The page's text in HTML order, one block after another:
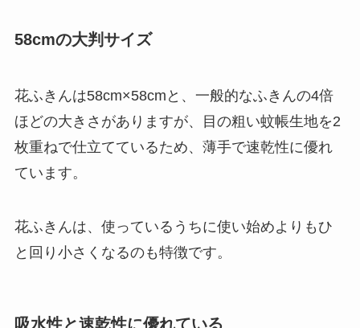
58cmの大判サイズ
花ふきんは58cm×58cmと、一般的なふきんの4倍
ほどの大きさがありますが、目の粗い蚊帳生地を2
枚重ねで仕立てているため、 薄手で速乾性に優れ
ています。
花ふきんは、使っているうちに使い始めよりもひ
と回り小さくなるのも特徴です。
吸水性と速乾性に優れている